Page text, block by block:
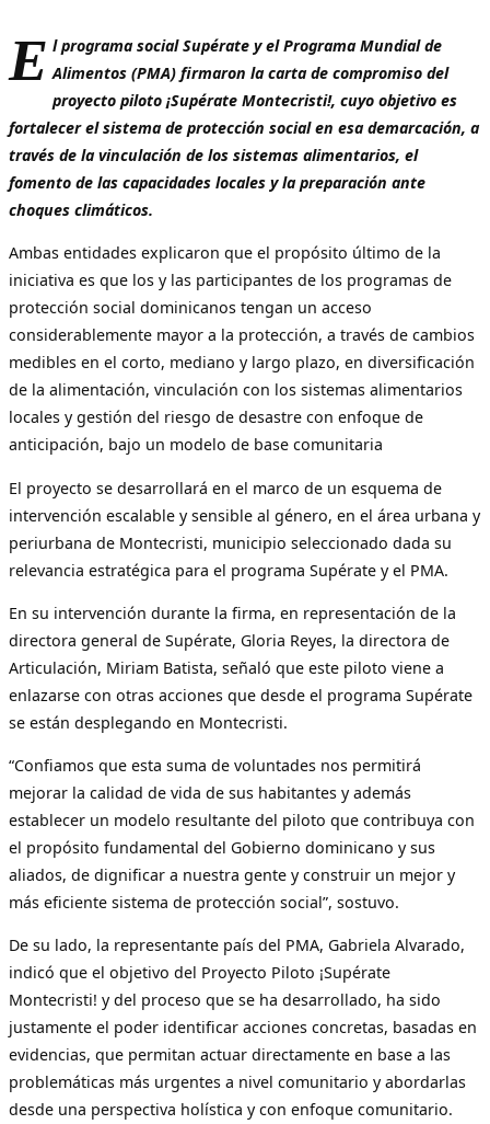
E l programa social Supérate y el Programa Mundial de
Alimentos (PMA) firmaron la carta de compromiso del
proyecto piloto ¡Supérate Montecristi!, cuyo objetivo es
fortalecer el sistema de protección social en esa demarcación, a
través de la vinculación de los sistemas alimentarios, el
fomento de las capacidades locales y la preparación ante
choques climáticos.
Ambas entidades explicaron que el propósito último de la
iniciativa es que los y las participantes de los programas de
protección social dominicanos tengan un acceso
considerablemente mayor a la protección, a través de cambios
medibles en el corto, mediano y largo plazo, en diversificación
de la alimentación, vinculación con los sistemas alimentarios
locales y gestión del riesgo de desastre con enfoque de
anticipación, bajo un modelo de base comunitaria
El proyecto se desarrollará en el marco de un esquema de
intervención escalable y sensible al género, en el área urbana y
periurbana de Montecristi, municipio seleccionado dada su
relevancia estratégica para el programa Supérate y el PMA.
En su intervención durante la firma, en representación de la
directora general de Supérate, Gloria Reyes, la directora de
Articulación, Miriam Batista, señaló que este piloto viene a
enlazarse con otras acciones que desde el programa Supérate
se están desplegando en Montecristi.
“Confiamos que esta suma de voluntades nos permitirá
mejorar la calidad de vida de sus habitantes y además
establecer un modelo resultante del piloto que contribuya con
el propósito fundamental del Gobierno dominicano y sus
aliados, de dignificar a nuestra gente y construir un mejor y
más eficiente sistema de protección social”, sostuvo.
De su lado, la representante país del PMA, Gabriela Alvarado,
indicó que el objetivo del Proyecto Piloto ¡Supérate
Montecristi! y del proceso que se ha desarrollado, ha sido
justamente el poder identificar acciones concretas, basadas en
evidencias, que permitan actuar directamente en base a las
problemáticas más urgentes a nivel comunitario y abordarlas
desde una perspectiva holística y con enfoque comunitario.